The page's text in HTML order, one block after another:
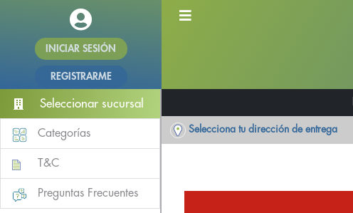
INICIAR SESIÓN
REGISTRARME
Seleccionar sucursal
Categorías
T&C
Preguntas Frecuentes
Selecciona tu dirección de entrega